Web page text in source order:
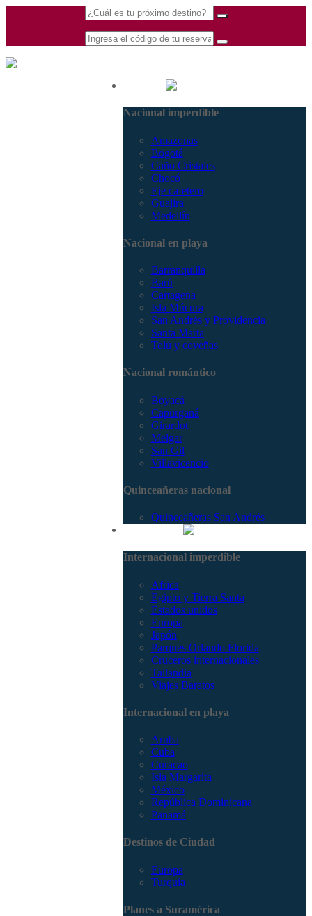
Nacional imperdible
Amazonas
Bogotá
Caño Cristales
Chocó
Eje cafetero
Guajira
Medellín
Nacional en playa
Barranquilla
Barú
Cartagena
Isla Múcura
San Andrés y Providencia
Santa Marta
Tolú y coveñas
Nacional romántico
Boyacá
Capurganá
Girardot
Melgar
San Gil
Villavicencio
Quinceañeras nacional
Quinceañeras San Andrés
Internacional imperdible
Africa
Egipto y Tierra Santa
Estados unidos
Europa
Japón
Parques Orlando Florida
Cruceros internacionales
Tailandia
Viajes Baratos
Internacional en playa
Aruba
Cuba
Curacao
Isla Margarita
México
República Dominicana
Panamá
Destinos de Ciudad
Europa
Turquía
Planes a Suramérica